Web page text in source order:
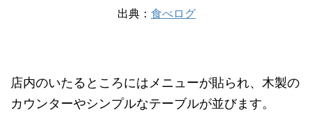
出典： 食べログ
店内のいたるところにはメニューが貼られ、木製の
カウンターやシンプルなテーブルが並びます。